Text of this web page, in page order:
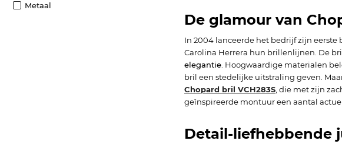
Metaal
De glamour van
In 2004 lanceerde het bedrijf zijn eerste
Carolina Herrera hun brillenlijnen. De
elegantie. Hoogwaardige materialen
bril een stedelijke uitstraling geven.
Chopard bril VCH283S, die met zijn
geïnspireerde montuur een aantal
Detail-liefhebbende